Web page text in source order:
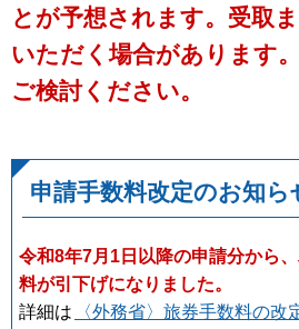
とが予想されます。受取
いただく場合があります
ご検討ください。
申請手数料改定のお知ら
令和8年7月1日以降の申請分から
料が引下げになりました。
詳細は
〈外務省〉旅券手数料の改